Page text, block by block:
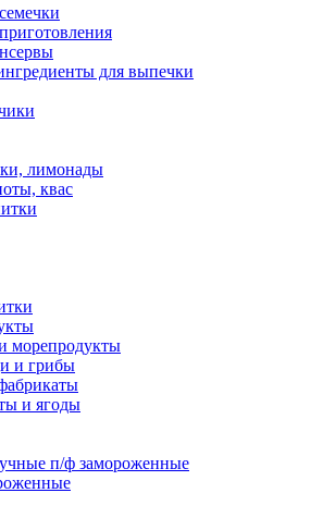
для выпечки
лимонады
квас
морепродукты
и грибы
и ягоды
п/ф замороженные